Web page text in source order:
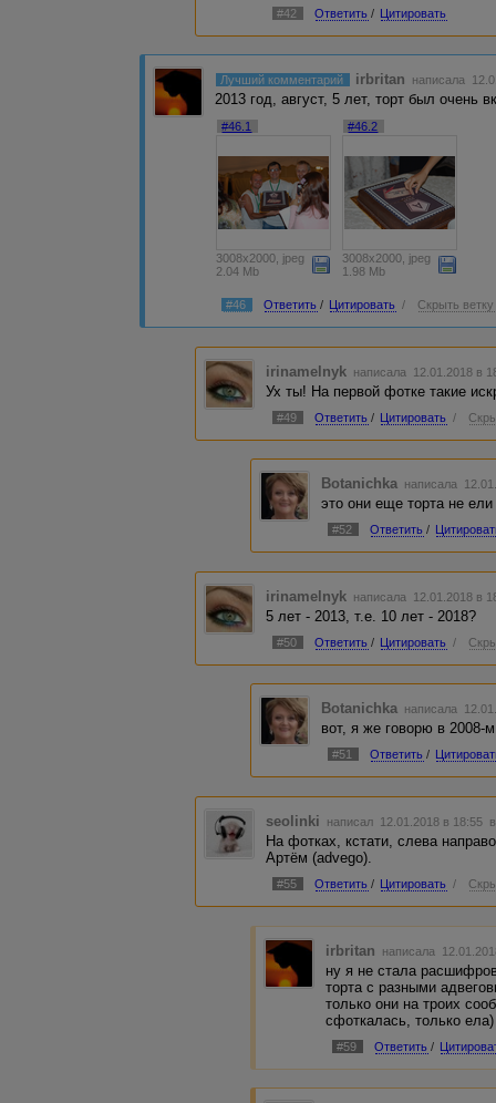
#42 Ответить / Цитировать
Лучший комментарий irbritan написала
2013 год, август, 5 лет, торт был очень
#46.1
3008x2000, jpeg
2.04 Mb
#46.2
3008x2000, jpeg
1.98 Mb
#46 Ответить / Цитировать / Скрыть ветку
irinamelnyk написала 12.01.2018 в
Ух ты! На первой фотке такие
#49 Ответить / Цитировать /
Botanichka написала
это они еще торта не ели
#52 Ответить /
irinamelnyk написала 12.01.2018 в
5 лет - 2013, т.е. 10 лет - 2018?
#50 Ответить / Цитировать /
Botanichka написала
вот, я же говорю в 2008-м
#51 Ответить /
seolinki написал 12.01.2018 в 18:55
На фотках, кстати, слева
Артём (advego).
#55 Ответить / Цитировать /
irbritan написала
ну я не стала
торта с разными
только они на троих
сфоткалась, только ела)
#59 Ответить /